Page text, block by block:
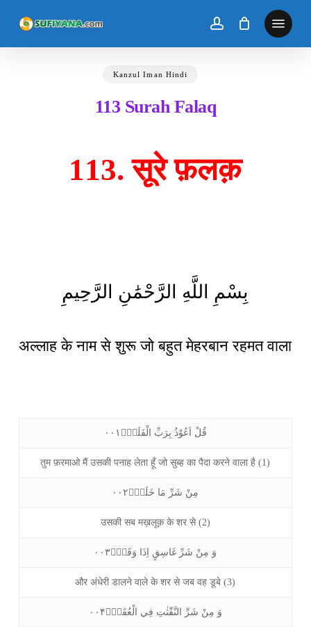
main
content
Kanzul Iman Hindi
113 Surah Falaq
113. सूरे फ़लक़
بِسْمِ اللَّهِ الرَّحْمَٰنِ الرَّحِيمِ
अल्लाह के नाम से शुरू जो बहुत मेहरबान रहमत वाला
قُلْ اَعُوْذُ بِرَبِّ الْفَلَقِۙ۰۰۱
तुम फ़रमाओ मैं उसकी पनाह लेता हूँ जो सुब्ह का पैदा करने वाला है (1)
مِنْ شَرِّ مَا خَلَقَۙ۰۰۲
उसकी सब मख़लूक़ के शर से (2)
وَ مِنْ شَرِّ غَاسِقٍ اِذَا وَقَبَۙ۰۰۳
और अंधेरी डालने वाले के शर से जब वह डूबे (3)
وَ مِنْ شَرِّ النَّفّٰثٰتِ فِي الْعُقَدِۙ۰۰۴